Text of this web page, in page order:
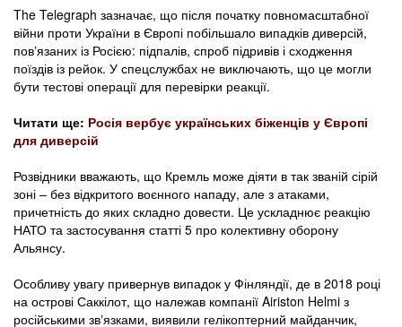
The Telegraph зазначає, що після початку повномасштабної
війни проти України в Європі побільшало випадків диверсій,
повʼязаних із Росією: підпалів, спроб підривів і сходження
поїздів із рейок. У спецслужбах не виключають, що це могли
бути тестові операції для перевірки реакції.
Читати ще: Росія вербує українських біженців у Європі
для диверсій
Розвідники вважають, що Кремль може діяти в так званій сірій
зоні – без відкритого воєнного нападу, але з атаками,
причетність до яких складно довести. Це ускладнює реакцію
НАТО та застосування статті 5 про колективну оборону
Альянсу.
Особливу увагу привернув випадок у Фінляндії, де в 2018 році
на острові Саккілот, що належав компанії Airiston Helmi з
російськими звʼязками, виявили гелікоптерний майданчик,